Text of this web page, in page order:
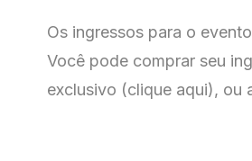
Os ingressos para o
Você pode comprar seu
exclusivo (clique aqui), ou